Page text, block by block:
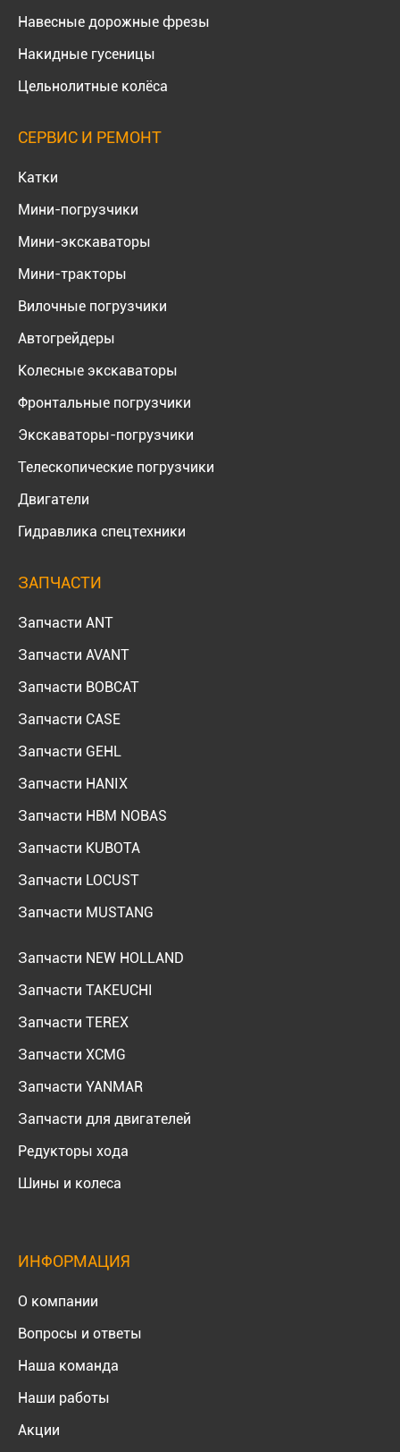
Навесные дорожные фрезы
Накидные гусеницы
Цельнолитные колёса
СЕРВИС И РЕМОНТ
Катки
Мини-погрузчики
Мини-экскаваторы
Мини-тракторы
Вилочные погрузчики
Автогрейдеры
Колесные экскаваторы
Фронтальные погрузчики
Экскаваторы-погрузчики
Телескопические погрузчики
Двигатели
Гидравлика спецтехники
ЗАПЧАСТИ
Запчасти ANT
Запчасти AVANT
Запчасти BOBCAT
Запчасти CASE
Запчасти GEHL
Запчасти HANIX
Запчасти HBM NOBAS
Запчасти KUBOTA
Запчасти LOCUST
Запчасти MUSTANG
Запчасти NEW HOLLAND
Запчасти TAKEUCHI
Запчасти TEREX
Запчасти XCMG
Запчасти YANMAR
Запчасти для двигателей
Редукторы хода
Шины и колеса
ИНФОРМАЦИЯ
О компании
Вопросы и ответы
Наша команда
Наши работы
Акции